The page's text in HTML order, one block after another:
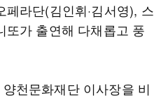
라단(김인휘·김서영), 스
가 출연해 다채롭고 풍
천문화재단 이사장을 비